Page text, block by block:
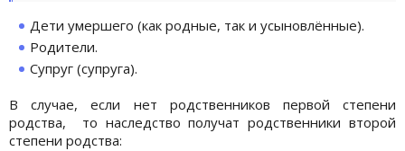
Дети умершего (как родные, так и усыновлённые).
Родители.
Супруг (супруга).
В случае, если нет родственников первой степени
родства, то наследство получат родственники второй
степени родства: